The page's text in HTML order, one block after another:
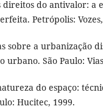
direitos do antivalor: a
Petrópolis:
sobre a urbanização
urbano. São Paulo:
do espaço:
Hucitec, 1999.